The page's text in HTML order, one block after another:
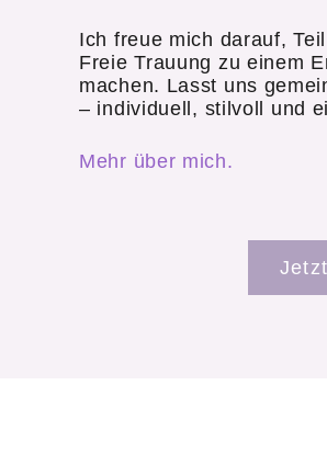
Ich freue mich darauf,
Freie Trauung zu einem
machen. Lasst uns
– individuell, stilvoll und
Mehr über mich.